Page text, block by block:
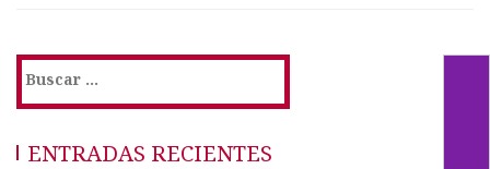
Buscar:
ENTRADAS RECIENTES